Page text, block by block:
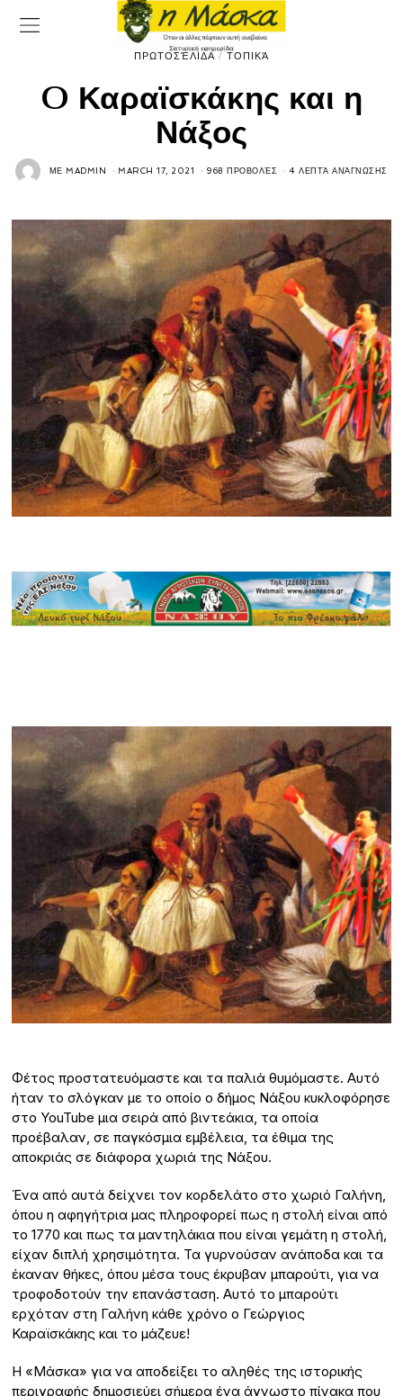
ΠΡΩΤΟΣΈΛΙΔΑ / ΤΟΠΙΚΆ
O Καραϊσκάκης και η
Νάξος
ΜΕMADMIN MARCH 17, 2021 968 ΠΡΟΒΟΛΈΣ 4 ΛΕΠΤΆ ΑΝΆΓΝΩΣΗΣ
Φέτος προστατευόμαστε και τα παλιά θυμόμαστε. Αυτό
ήταν το σλόγκαν με το οποίο ο δήμος Νάξου κυκλοφόρησε
στο YouTube μια σειρά από βιντεάκια, τα οποία
προέβαλαν, σε παγκόσμια εμβέλεια, τα έθιμα της
αποκριάς σε διάφορα χωριά της Νάξου.
Ένα από αυτά δείχνει τον κορδελάτο στο χωριό Γαλήνη,
όπου η αφηγήτρια μας πληροφορεί πως η στολή είναι από
το 1770 και πως τα μαντηλάκια που είναι γεμάτη η στολή,
είχαν διπλή χρησιμότητα. Τα γυρνούσαν ανάποδα και τα
έκαναν θήκες, όπου μέσα τους έκρυβαν μπαρούτι, για να
τροφοδοτούν την επανάσταση. Αυτό το μπαρούτι
ερχόταν στη Γαλήνη κάθε χρόνο ο Γεώργιος
Καραϊσκάκης και το μάζευε!
Η «Μάσκα» για να αποδείξει το αληθές της ιστορικής
περιγραφής δημοσιεύει σήμερα ένα άγνωστο πίνακα που